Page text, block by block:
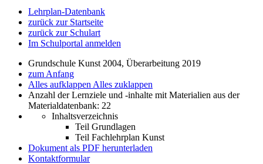
Lehrplan-Datenbank
zurück zur Startseite
zurück zur Schulart
Im Schulportal anmelden
Grundschule Kunst 2004, Überarbeitung 2019
zum Anfang
Alles aufklappen Alles zuklappen
Anzahl der Lernziele und -inhalte mit Materialien aus der
Materialdatenbank: 22
Inhaltsverzeichnis
Teil Grundlagen
Teil Fachlehrplan Kunst
Dokument als PDF herunterladen
Kontaktformular